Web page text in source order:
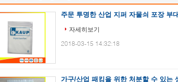
주문 투명한 산업 지퍼 자물쇠 포장 부
자세히보기
2018-03-15 14:32:18
가구/산업 패킹을 위한 처분할 수 있는